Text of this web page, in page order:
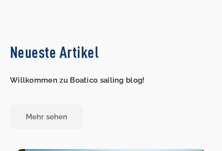
Neueste Artikel
Willkommen zu Boatico sailing blog!
Mehr sehen